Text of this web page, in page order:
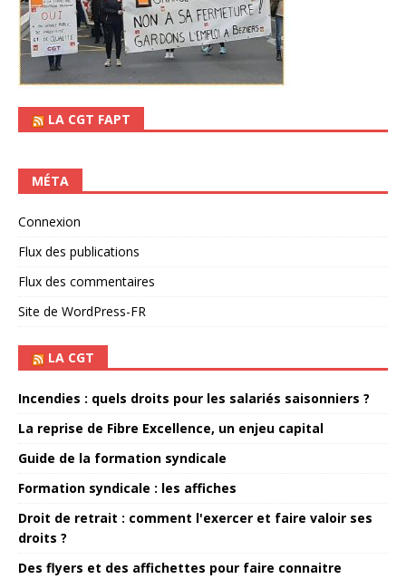
LA CGT FAPT
MÉTA
Connexion
Flux des publications
Flux des commentaires
Site de WordPress-FR
LA CGT
Incendies : quels droits pour les salariés saisonniers ?
La reprise de Fibre Excellence, un enjeu capital
Guide de la formation syndicale
Formation syndicale : les affiches
Droit de retrait : comment l'exercer et faire valoir ses
droits ?
Des flyers et des affichettes pour faire connaitre